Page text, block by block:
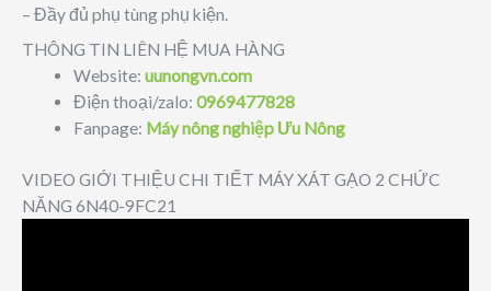
– Đầy đủ phụ tùng phụ kiện.
THÔNG TIN LIÊN HỆ MUA HÀNG
Website: uunongvn.com
Điện thoại/zalo: 0969477828
Fanpage: Máy nông nghiệp Ưu Nông
VIDEO GIỚI THIỆU CHI TIẾT MÁY XÁT GẠO 2 CHỨC
NĂNG 6N40-9FC21